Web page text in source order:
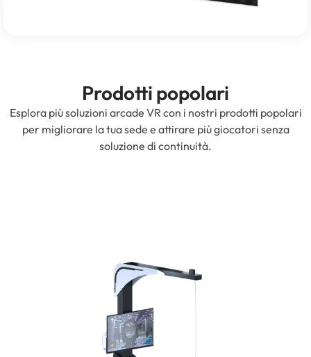
Prodotti popolari
Esplora più soluzioni arcade VR con i nostri prodotti popolari
per migliorare la tua sede e attirare più giocatori senza
soluzione di continuità.